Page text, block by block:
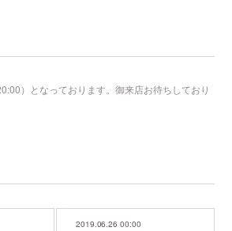
）となっております。御来店お待ちしており
2019.06.26 00:00